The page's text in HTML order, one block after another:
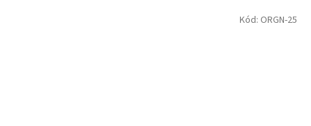
Kód: ORGN-25